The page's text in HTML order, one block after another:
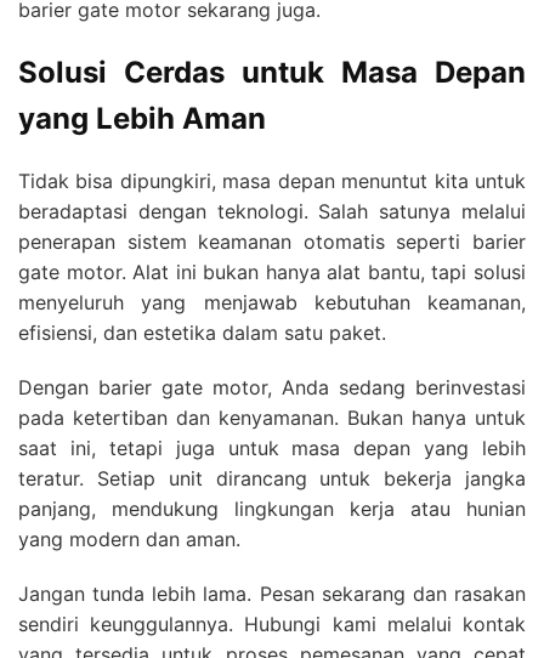
barier gate motor sekarang juga.
Solusi Cerdas untuk Masa Depan
yang Lebih Aman
Tidak bisa dipungkiri, masa depan menuntut kita untuk
beradaptasi dengan teknologi. Salah satunya melalui
penerapan sistem keamanan otomatis seperti barier
gate motor. Alat ini bukan hanya alat bantu, tapi solusi
menyeluruh yang menjawab kebutuhan keamanan,
efisiensi, dan estetika dalam satu paket.
Dengan barier gate motor, Anda sedang berinvestasi
pada ketertiban dan kenyamanan. Bukan hanya untuk
saat ini, tetapi juga untuk masa depan yang lebih
teratur. Setiap unit dirancang untuk bekerja jangka
panjang, mendukung lingkungan kerja atau hunian
yang modern dan aman.
Jangan tunda lebih lama. Pesan sekarang dan rasakan
sendiri keunggulannya. Hubungi kami melalui kontak